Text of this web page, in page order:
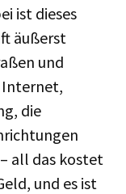
ist dieses
äußerst
und
Internet,
die
all das kostet
und es ist